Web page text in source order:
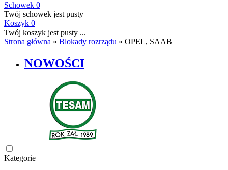
Schowek 0
Twój schowek jest pusty
Koszyk 0
Twój koszyk jest pusty ...
Strona główna » Blokady rozrządu » OPEL, SAAB
NOWOŚCI
Kategorie